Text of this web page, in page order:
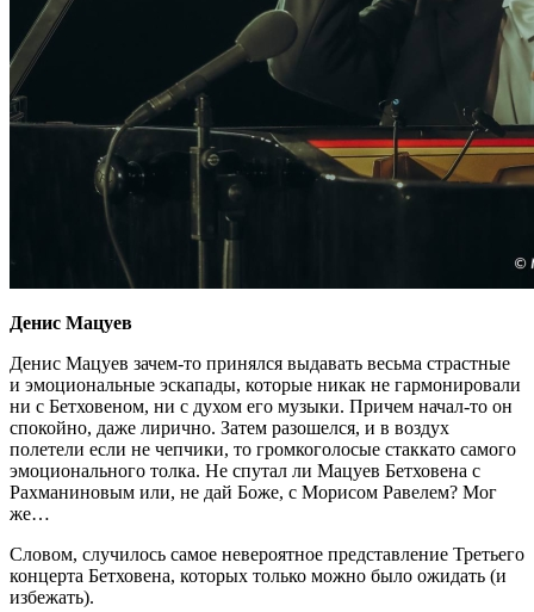
Денис Мацуев
Денис Мацуев зачем-то принялся выдавать весьма страстные
и эмоциональные эскапады, которые никак не гармонировали
ни с Бетховеном, ни с духом его музыки. Причем начал-то он
спокойно, даже лирично. Затем разошелся, и в воздух
полетели если не чепчики, то громкоголосые стаккато самого
эмоционального толка. Не спутал ли Мацуев Бетховена с
Рахманиновым или, не дай Боже, с Морисом Равелем? Мог
же…
Словом, случилось самое невероятное представление Третьего
концерта Бетховена, которых только можно было ожидать (и
избежать).